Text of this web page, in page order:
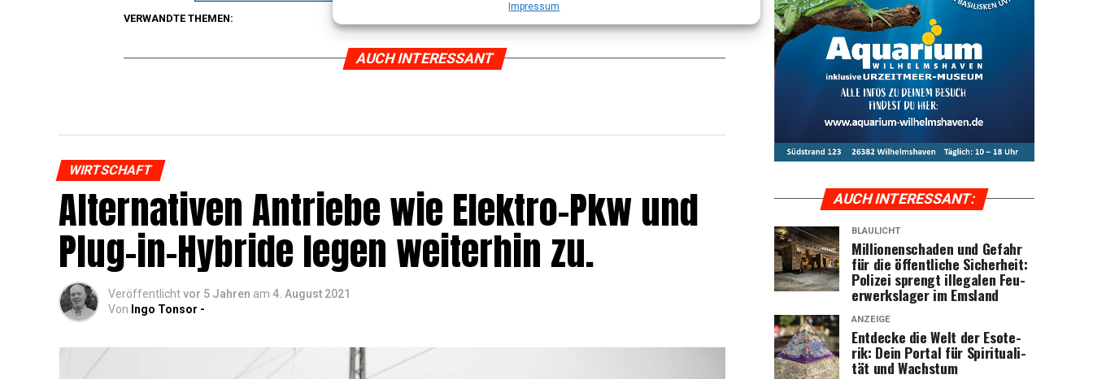
Impres­sum
VERWANDTE THEMEN:
AUCH INTERESSANT
WIRTSCHAFT
Alter­na­ti­ven Antrie­be wie Elek­tro-Pkw und
Plug-in-Hybri­de legen wei­ter­hin zu.
Veröffentlichtvor 5 Jahren am 4. August 2021
Von Ingo Tonsor -
AUCH INTER­ES­SANT:
BLAULICHT
Mil­lio­nen­scha­den und Gefahr
für die öffent­li­che Sicher­heit:
Poli­zei sprengt ille­ga­len Feu­
er­werks­la­ger im Emsland
ANZEIGE
Ent­de­cke die Welt der Eso­te­
rik: Dein Por­tal für Spi­ri­tua­li­
tät und Wachstum